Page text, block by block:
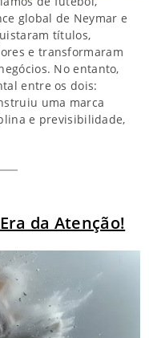
global de Neymar e
títulos,
e transformaram
No entanto,
entre os dois:
uma marca
e previsibilidade,
da Atenção!